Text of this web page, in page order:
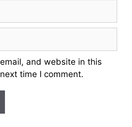
and website in this
time I comment.